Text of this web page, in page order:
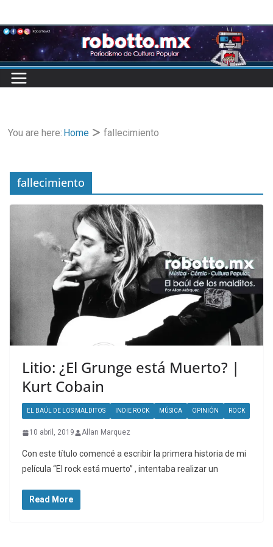
to
content
You are here: Home fallecimiento
fallecimiento
Litio: ¿El Grunge está Muerto? |
Kurt Cobain
EL BAÚL DE LOS MALDITOS INDIE ROCK MÚSICA OPINIÓN ROCK
10 abril, 2019 Allan Marquez
Con este título comencé a escribir la primera historia de mi
película “El rock está muerto” , intentaba realizar un
Read More